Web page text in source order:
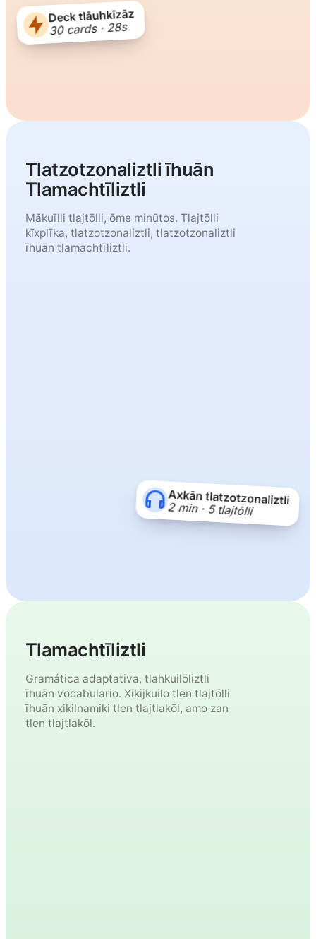
Deck tlāuhkīzāz
30 cards · 28s
Tlatzotzonaliztli īhuān
Tlamachtīliztli
Mākuīlli tlajtōlli, ōme minūtos. Tlajtōlli
kīxplīka, tlatzotzonaliztli, tlatzotzonaliztli
īhuān tlamachtīliztli.
Axkān tlatzotzonaliztli
2 min · 5 tlajtōlli
Tlamachtīliztli
Gramática adaptativa, tlahkuilōliztli
īhuān vocabulario. Xikijkuilo tlen tlajtōlli
īhuān xikilnamiki tlen tlajtlakōl, amo zan
tlen tlajtlakōl.